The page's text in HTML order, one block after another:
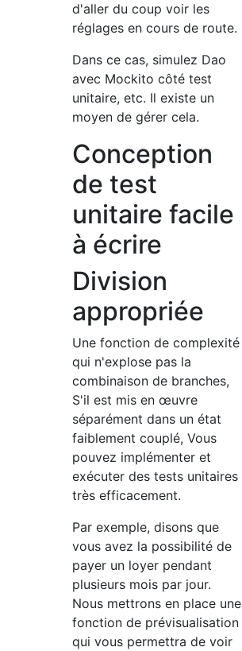
d'aller du coup voir les
réglages en cours de route.
Dans ce cas, simulez Dao
avec Mockito côté test
unitaire, etc. Il existe un
moyen de gérer cela.
Conception
de test
unitaire facile
à écrire
Division
appropriée
Une fonction de complexité
qui n'explose pas la
combinaison de branches,
S'il est mis en œuvre
séparément dans un état
faiblement couplé, Vous
pouvez implémenter et
exécuter des tests unitaires
très efficacement.
Par exemple, disons que
vous avez la possibilité de
payer un loyer pendant
plusieurs mois par jour.
Nous mettrons en place une
fonction de prévisualisation
qui vous permettra de voir